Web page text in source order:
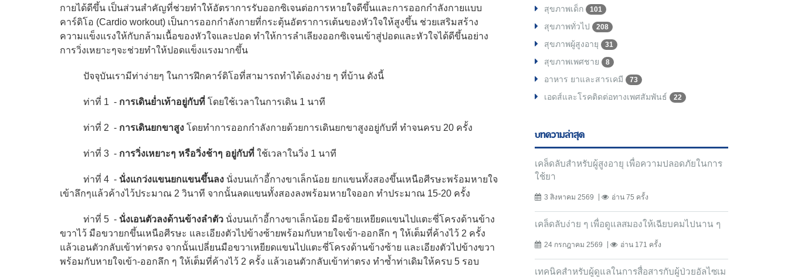
กายได้ดีขึ้น เป็นส่วนสำคัญที่ช่วยทำให้อัตราการรับออกซิเจนต่อการหายใจดีขึ้นและการออกกำลังกายแบบ
คาร์ดิโอ (Cardio workout) เป็นการออกกำลังกายที่กระตุ้นอัตราการเต้นของหัวใจให้สูงขึ้น ช่วยเสริมสร้าง
ความแข็งแรงให้กับกล้ามเนื้อของหัวใจและปอด ทำให้การลำเลียงออกซิเจนเข้าสู่ปอดและหัวใจได้ดีขึ้นอย่าง
การวิ่งเหยาะๆจะช่วยทำให้ปอดแข็งแรงมากขึ้น
ปัจจุบันเรามีท่าง่ายๆ ในการฝึกคาร์ดิโอที่สามารถทำได้เองง่าย ๆ ที่บ้าน ดังนี้
ท่าที่ 1 - การเดินย่ำเท้าอยู่กับที่ โดยใช้เวลาในการเดิน 1 นาที
ท่าที่ 2 - การเดินยกขาสูง โดยทำการออกกำลังกายด้วยการเดินยกขาสูงอยู่กับที่ ทำจนครบ 20 ครั้ง
ท่าที่ 3 - การวิ่งเหยาะๆ หรือวิ่งช้าๆ อยู่กับที่ ใช้เวลาในวิ่ง 1 นาที
ท่าที่ 4 - นั่งแกว่งแขนยกแขนขึ้นลง นั่งบนเก้าอี้กางขาเล็กน้อย ยกแขนทั้งสองขึ้นเหนือศีรษะพร้อมหายใจ
เข้าลึกๆแล้วค้างไว้ประมาณ 2 วินาที จากนั้นลดแขนทั้งสองลงพร้อมหายใจออก ทำประมาณ 15-20 ครั้ง
ท่าที่ 5 - นั่งเอนตัวลงด้านข้างลำตัว นั่งบนเก้าอี้กางขาเล็กน้อย มือซ้ายเหยียดแขนไปแตะซี่โครงด้านข้าง
ขวาไว้ มือขวายกขึ้นเหนือศีรษะ และเอียงตัวไปข้างซ้ายพร้อมกับหายใจเข้า-ออกลึก ๆ ให้เต็มที่ค้างไว้ 2 ครั้ง
แล้วเอนตัวกลับเข้าท่าตรง จากนั้นเปลี่ยนมือขวาเหยียดแขนไปแตะซี่โครงด้านข้างซ้าย และเอียงตัวไปข้างขวา
พร้อมกับหายใจเข้า-ออกลึก ๆ ให้เต็มที่ค้างไว้ 2 ครั้ง แล้วเอนตัวกลับเข้าท่าตรง ทำซ้ำท่าเดิมให้ครบ 5 รอบ
สุขภาพเด็ก 101
สุขภาพทั่วไป 208
สุขภาพผู้สูงอายุ 31
สุขภาพเพศชาย 8
อาหาร ยาและสารเคมี 73
เอดส์และโรคติดต่อทางเพศสัมพันธ์ 22
บทความล่าสุด
เคล็ดลับสำหรับผู้สูงอายุ เพื่อความปลอดภัยในการ
ใช้ยา
3 สิงหาคม 2569 อ่าน 75 ครั้ง
เคล็ดลับง่าย ๆ เพื่อดูแลสมองให้เฉียบคมไปนาน ๆ
24 กรกฎาคม 2569 อ่าน 171 ครั้ง
เทคนิคสำหรับผู้ดูแลในการสื่อสารกับผู้ป่วยอัลไซเม